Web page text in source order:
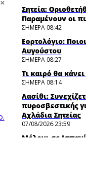
Σητεία:
Παραμένουν οι
ΣΗΜΕΡΑ 08:42
Εορτολόγιο:
Αυγούστου
ΣΗΜΕΡΑ 08:27
Τι καιρό θα
ΣΗΜΕΡΑ 08:14
Λασίθι:
πυροσβεστικής
Αχλάδια Σητείας
07/08/2026 23:59
Μέλονι σε